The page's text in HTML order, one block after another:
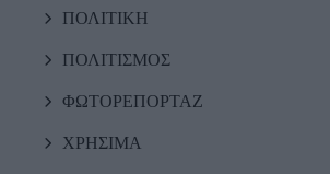
ΠΟΛΙΤΙΚΗ
ΠΟΛΙΤΙΣΜΟΣ
ΦΩΤΟΡΕΠΟΡΤΑΖ
ΧΡΗΣΙΜΑ